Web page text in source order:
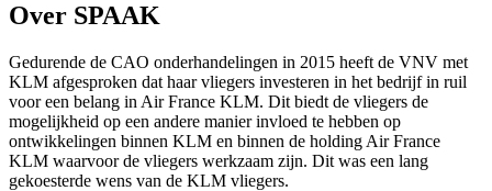
Over SPAAK
Gedurende de CAO onderhandelingen in 2015 heeft de VNV met
KLM afgesproken dat haar vliegers investeren in het bedrijf in ruil
voor een belang in Air France KLM. Dit biedt de vliegers de
mogelijkheid op een andere manier invloed te hebben op
ontwikkelingen binnen KLM en binnen de holding Air France
KLM waarvoor de vliegers werkzaam zijn. Dit was een lang
gekoesterde wens van de KLM vliegers.